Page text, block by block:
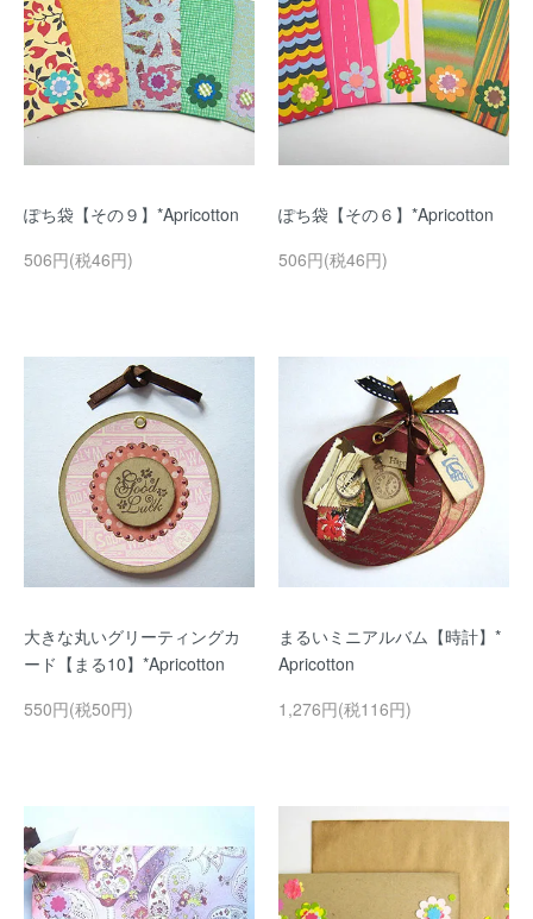
ぽち袋【その９】*Apricotton
506円(税46円)
ぽち袋【その６】*Apricotton
506円(税46円)
大きな丸いグリーティングカ
ード【まる10】*Apricotton
550円(税50円)
まるいミニアルバム【時計】*
Apricotton
1,276円(税116円)